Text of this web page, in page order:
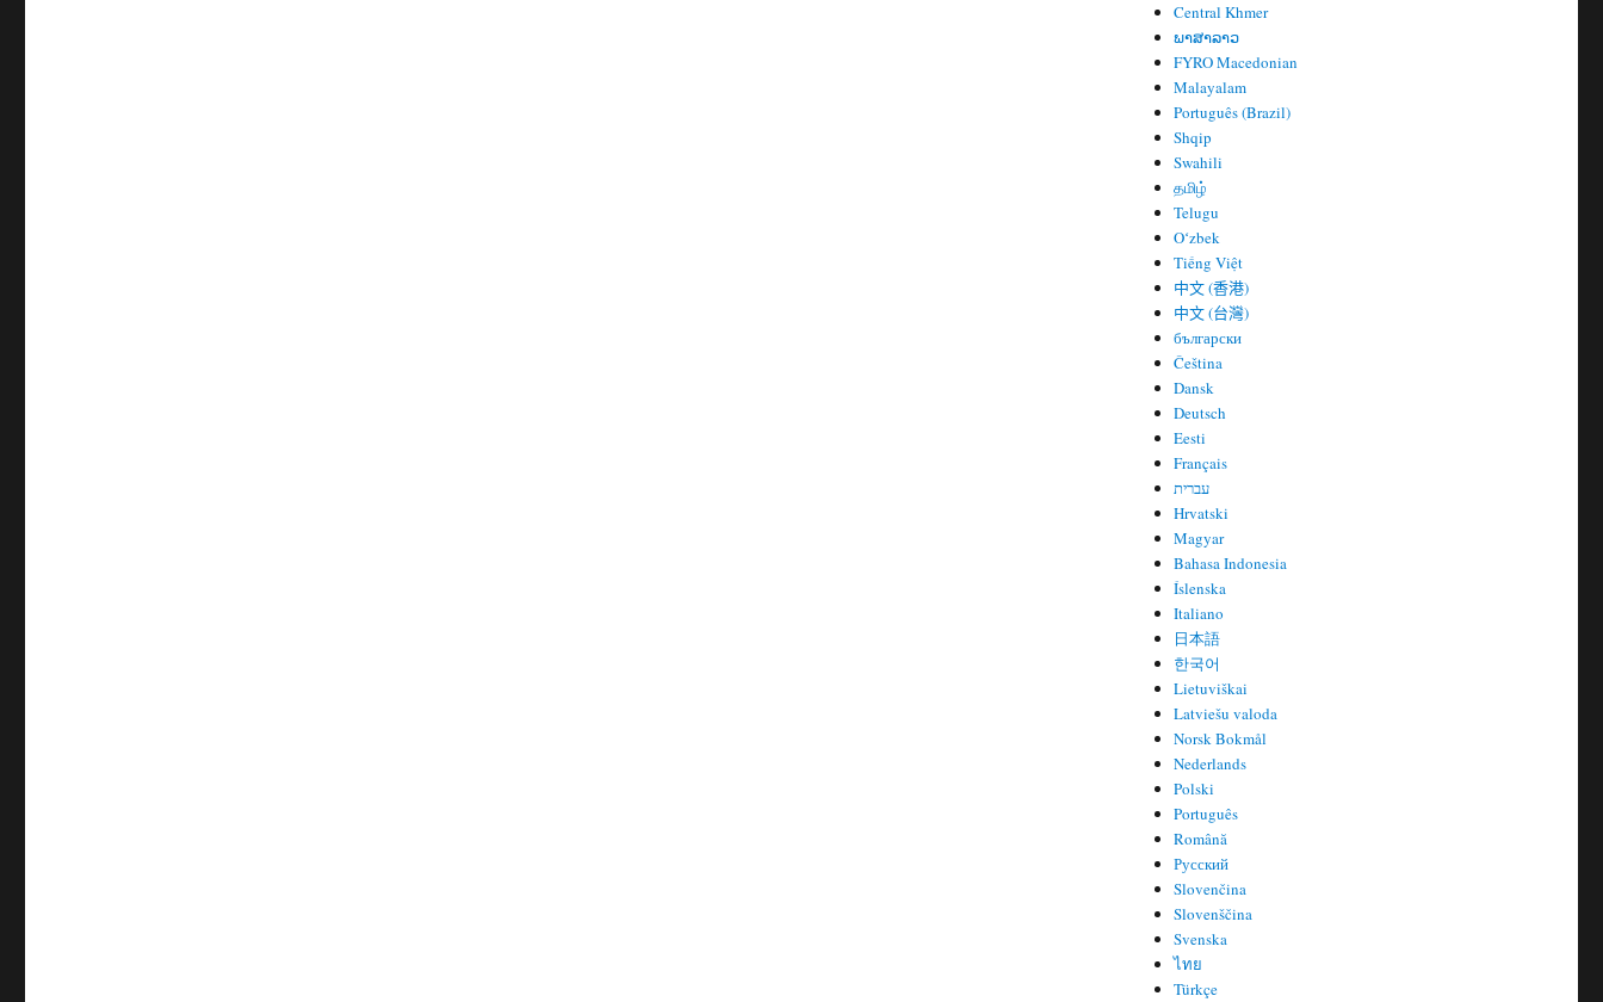
Central Khmer
ພາສາລາວ
FYRO Macedonian
Malayalam
Português (Brazil)
Shqip
Swahili
தமிழ்
Telugu
Oʻzbek
Tiếng Việt
中文 (香港)
中文 (台灣)
български
Čeština
Dansk
Deutsch
Eesti
Français
עברית
Hrvatski
Magyar
Bahasa Indonesia
Íslenska
Italiano
日本語
한국어
Lietuviškai
Latviešu valoda
Norsk Bokmål
Nederlands
Polski
Português
Română
Русский
Slovenčina
Slovenščina
Svenska
ไทย
Türkçe